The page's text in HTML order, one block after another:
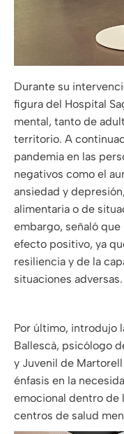
Durante su
figura del Hospital
mental, tanto de
territorio. A
pandemia en las
negativos como el
ansiedad y
alimentaria o de
embargo, señaló
efecto positivo, ya
resiliencia y de la
situaciones adversas.
Por último, introdujo
Ballescà, psicólogo
y Juvenil de
énfasis en la
emocional dentro de
centros de salud